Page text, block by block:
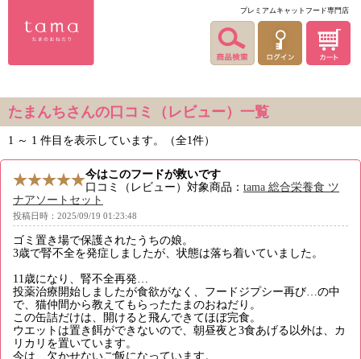
プレミアムキャットフード専門店
たまんちさんの口コミ（レビュー）一覧
1 ～ 1 件目を表示しています。（全1件）
今はこのフードが救いです
口コミ（レビュー）対象商品： tama 総合栄養食 ツ
ナアソートセット
投稿日時：2025/09/19 01:23:48
ゴミ置き場で保護されたうちの娘。
3歳で腎不全を発症しましたが、状態は落ち着いていました。
11歳になり、腎不全再発…
投薬治療開始しましたが食欲がなく、フードジプシー再び…の中
で、猫仲間から教えてもらったたまのおねだり。
この缶詰だけは、開けると飛んできてほぼ完食。
ウエットは置き餌ができないので、朝昼夜と3食あげる以外は、カ
リカリを置いています。
今は、欠かせないご飯になっています。